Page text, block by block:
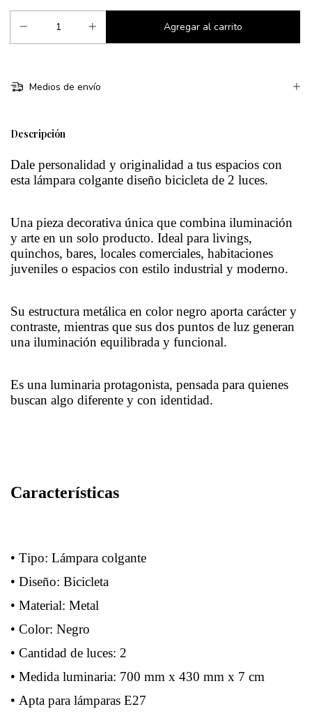
Medios de envío
Descripción
Dale personalidad y originalidad a tus espacios con
esta lámpara colgante diseño bicicleta de 2 luces.
Una pieza decorativa única que combina iluminación
y arte en un solo producto. Ideal para livings,
quinchos, bares, locales comerciales, habitaciones
juveniles o espacios con estilo industrial y moderno.
Su estructura metálica en color negro aporta carácter y
contraste, mientras que sus dos puntos de luz generan
una iluminación equilibrada y funcional.
Es una luminaria protagonista, pensada para quienes
buscan algo diferente y con identidad.
Características
• Tipo: Lámpara colgante
• Diseño: Bicicleta
• Material: Metal
• Color: Negro
• Cantidad de luces: 2
• Medida luminaria: 700 mm x 430 mm x 7 cm
• Apta para lámparas E27